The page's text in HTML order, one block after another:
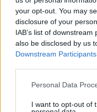
your opt-out. You may
disclosure of your
IAB’s list of
also be disclosed by us
Downstream Participants
Personal Data
I want to opt-out of
Νοσοκομείο
Αστυνομικό Τμήμα
Κ.Τ.Ε.Λ.
Ο.Σ.Ε.
Αρχ. Μουσείο
Γρήγορη Πλοήγηση